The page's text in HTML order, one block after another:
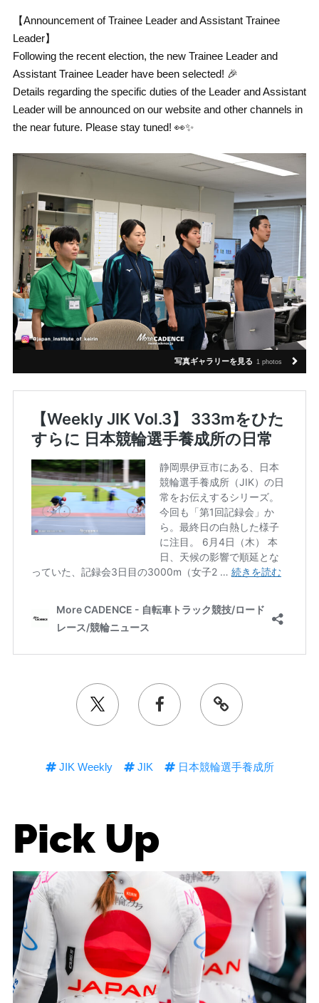
【Announcement of Trainee Leader and Assistant Trainee
Leader】
Following the recent election, the new Trainee Leader and
Assistant Trainee Leader have been selected! 🎉
Details regarding the specific duties of the Leader and Assistant
Leader will be announced on our website and other channels in
the near future. Please stay tuned! 👀✨
写真ギャラリーを見る 1 photos
JIK Weekly JIK 日本競輪選手養成所
Pick Up